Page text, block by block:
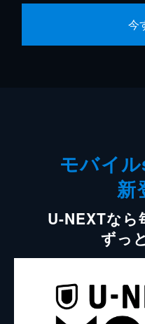
今
モバイ
新
U-NEXTなら
ずっ